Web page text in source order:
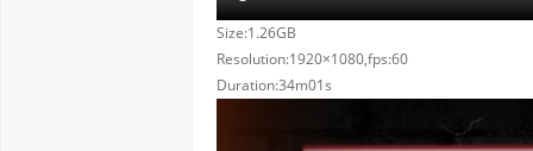
Size:1.26GB
Resolution:1920×1080,fps:60
Duration:34m01s